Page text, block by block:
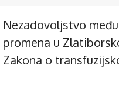
Nezadovoljstvo
promena u
Zakona o